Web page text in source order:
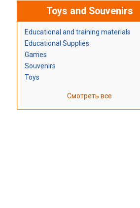
Toys and Souvenirs
Educational and training materials
Educational Supplies
Games
Souvenirs
Toys
Смотреть все